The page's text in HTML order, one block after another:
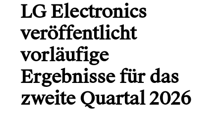
LG Electronics
veröffentlicht
vorläufige
Ergebnisse für das
zweite Quartal 2026